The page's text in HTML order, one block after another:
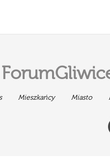
Mieszkańcy Miasto